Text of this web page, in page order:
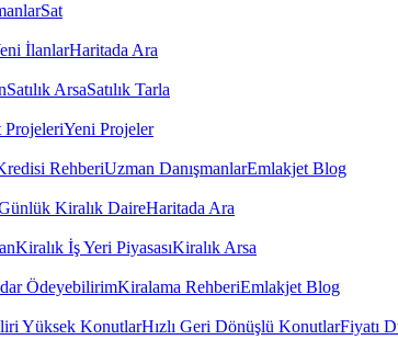
Sat
İlanlarHaritada Ara
Satılık ArsaSatılık Tarla
Yeni Projeler
RehberiUzman DanışmanlarEmlakjet Blog
Kiralık DaireHaritada Ara
Kiralık İş Yeri PiyasasıKiralık Arsa
ÖdeyebilirimKiralama RehberiEmlakjet Blog
Yüksek KonutlarHızlı Geri Dönüşlü KonutlarFiyatı